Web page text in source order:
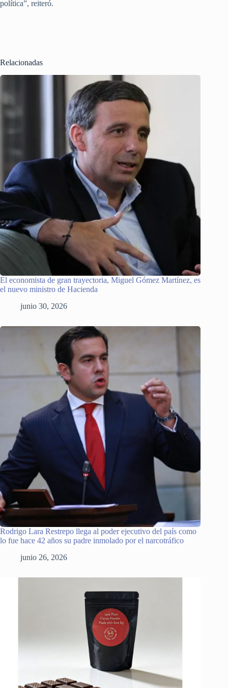
política”, reiteró.
Relacionadas
El economista de gran trayectoria, Miguel Gómez Martínez, es
el nuevo ministro de Hacienda
junio 30, 2026
Rodrigo Lara Restrepo llega al poder ejecutivo del país como
lo fue hace 42 años su padre inmolado por el narcotráfico
junio 26, 2026